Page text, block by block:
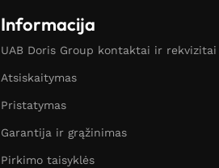
Informacija
UAB Doris Group kontaktai ir rekvizitai
Atsiskaitymas
Pristatymas
Garantija ir grąžinimas
Pirkimo taisyklės